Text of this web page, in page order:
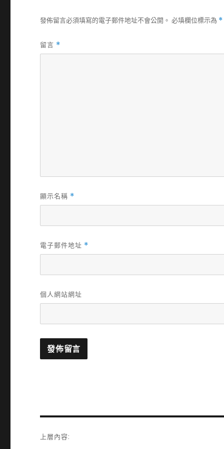
發佈留言必須填寫的電子郵件地址不會公開。 必填欄位標示為 *
留言 *
顯示名稱 *
電子郵件地址 *
個人網站網址
上層內容: